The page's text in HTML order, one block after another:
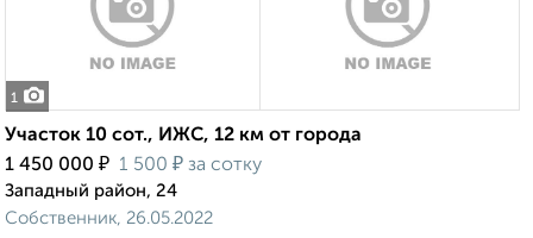
1
Участок 10 сот., ИЖС, 12 км от города
1 450 000 ₽ 1 500 ₽ за сотку
Западный район, 24
Собственник, 26.05.2022